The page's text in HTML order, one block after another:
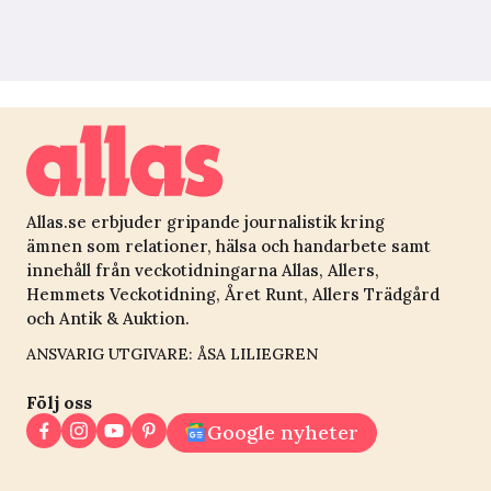
Allas.se erbjuder gripande journalistik kring
ämnen som relationer, hälsa och handarbete samt
innehåll från veckotidningarna Allas, Allers,
Hemmets Veckotidning, Året Runt, Allers Trädgård
och Antik & Auktion.
ANSVARIG UTGIVARE: ÅSA LILIEGREN
Följ oss
Google nyheter